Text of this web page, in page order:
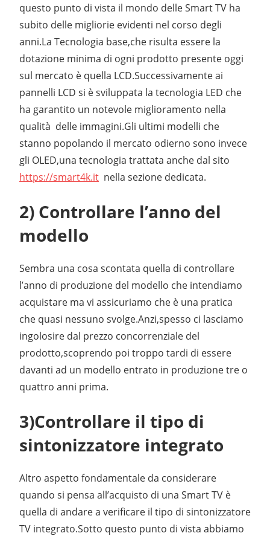
questo punto di vista il mondo delle Smart TV ha
subito delle migliorie evidenti nel corso degli
anni.La Tecnologia base,che risulta essere la
dotazione minima di ogni prodotto presente oggi
sul mercato è quella LCD.Successivamente ai
pannelli LCD si è sviluppata la tecnologia LED che
ha garantito un notevole miglioramento nella
qualità delle immagini.Gli ultimi modelli che
stanno popolando il mercato odierno sono invece
gli OLED,una tecnologia trattata anche dal sito
https://smart4k.it nella sezione dedicata.
2) Controllare l’anno del
modello
Sembra una cosa scontata quella di controllare
l’anno di produzione del modello che intendiamo
acquistare ma vi assicuriamo che è una pratica
che quasi nessuno svolge.Anzi,spesso ci lasciamo
ingolosire dal prezzo concorrenziale del
prodotto,scoprendo poi troppo tardi di essere
davanti ad un modello entrato in produzione tre o
quattro anni prima.
3)Controllare il tipo di
sintonizzatore integrato
Altro aspetto fondamentale da considerare
quando si pensa all’acquisto di una Smart TV è
quella di andare a verificare il tipo di sintonizzatore
TV integrato.Sotto questo punto di vista abbiamo